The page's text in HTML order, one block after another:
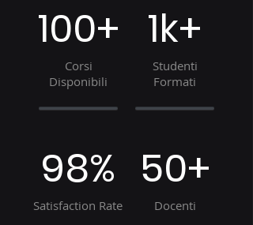
100+
Corsi
Disponibili
1k+
Studenti
Formati
98%
Satisfaction Rate
50+
Docenti